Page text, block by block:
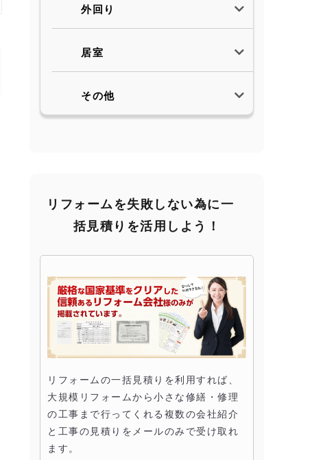
外回り
居室
その他
リフォームを失敗しない為に一
括見積りを活用しよう！
リフォームの一括見積りを利用すれば、
大規模リフォームから小さな修繕・修理
の工事まで行ってくれる複数の会社紹介
と工事の見積りをメールのみで受け取れ
ます。